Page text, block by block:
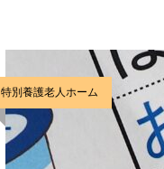
特別養護老人ホーム